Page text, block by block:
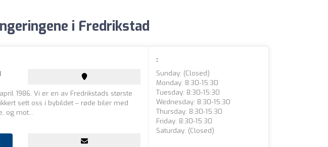
i Fredrikstad
1986. Vi er en av Fredrikstads største
sett oss i bybildet – røde biler med
og mot...
:
Sunday: (closed)
Monday: 8:30-15:30
Tuesday: 8:30-15:30
Wednesday: 8:30-15:30
Thursday: 8:30-15:30
Friday: 8:30-15:30
Saturday: (closed)